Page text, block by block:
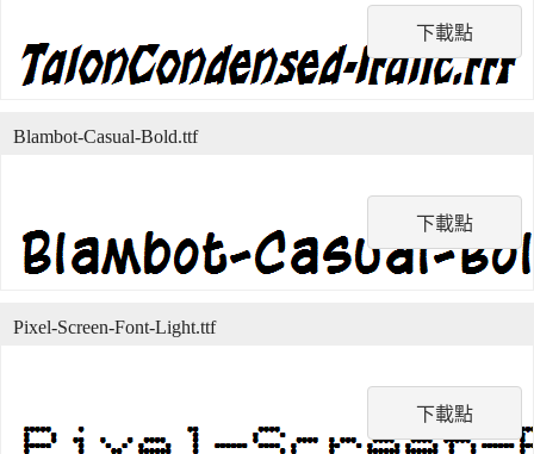
下載點
下載點
Blambot-Casual-Bold.ttf
下載點
Pixel-Screen-Font-Light.ttf